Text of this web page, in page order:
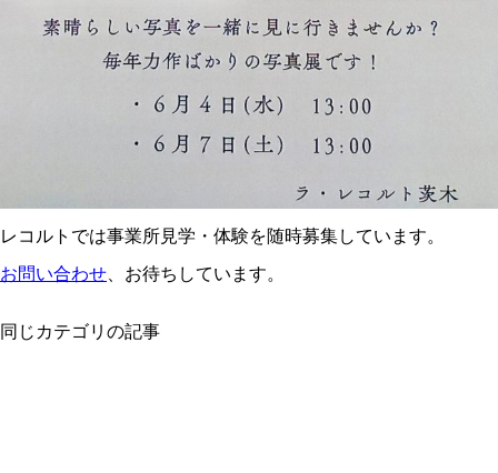
レコルトでは事業所見学・体験を随時募集しています。
お問い合わせ 、お待ちしています。
同じカテゴリの記事